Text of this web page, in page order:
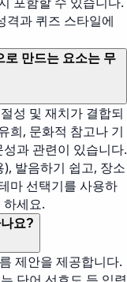
격과 퀴즈 스타일에
로 만드는 요소는 무
성 및 재치가 결합되
희, 문화적 참고나 기
과 관련이 있습니다.
발음하기 쉽고, 장소
마 선택기를 사용하
세요.
요?
제안을 제공합니다.